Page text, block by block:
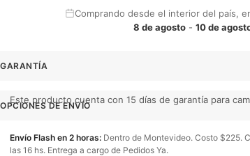
Comprando desde el interior del país,
8 de agosto - 10 de
GARANTÍA
Este producto cuenta con 15 días de garantía para
OPCIONES DE ENVÍO
Envío Flash en 2 horas: Dentro de Montevideo. Costo $225.
las 16 hs. Entrega a cargo de Pedidos Ya.